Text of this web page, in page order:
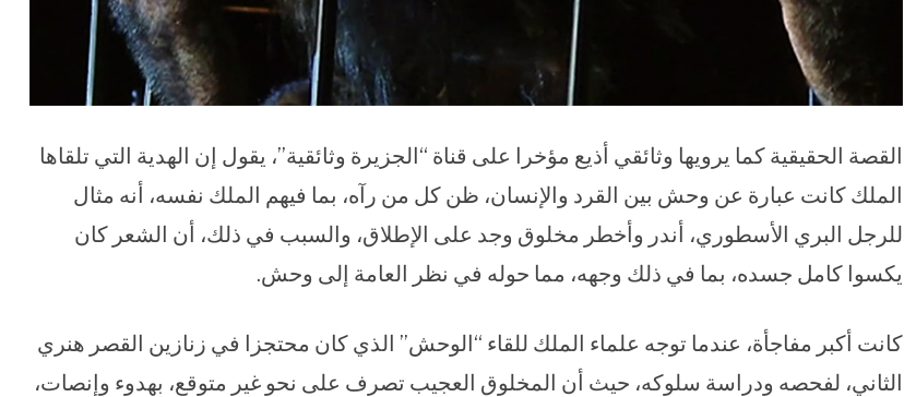
القصة الحقيقية كما يرويها وثائقي أذيع مؤخرا على قناة “الجزيرة وثائقية”، يقول إن الهدية التي تلقاها
الملك كانت عبارة عن وحش بين القرد والإنسان، ظن كل من رآه، بما فيهم الملك نفسه، أنه مثال
للرجل البري الأسطوري، أندر وأخطر مخلوق وجد على الإطلاق، والسبب في ذلك، أن الشعر كان
يكسوا كامل جسده، بما في ذلك وجهه، مما حوله في نظر العامة إلى وحش.
كانت أكبر مفاجأة، عندما توجه علماء الملك للقاء “الوحش” الذي كان محتجزا في زنازين القصر هنري
الثاني، لفحصه ودراسة سلوكه، حيث أن المخلوق العجيب تصرف على نحو غير متوقع، بهدوء وإنصات،